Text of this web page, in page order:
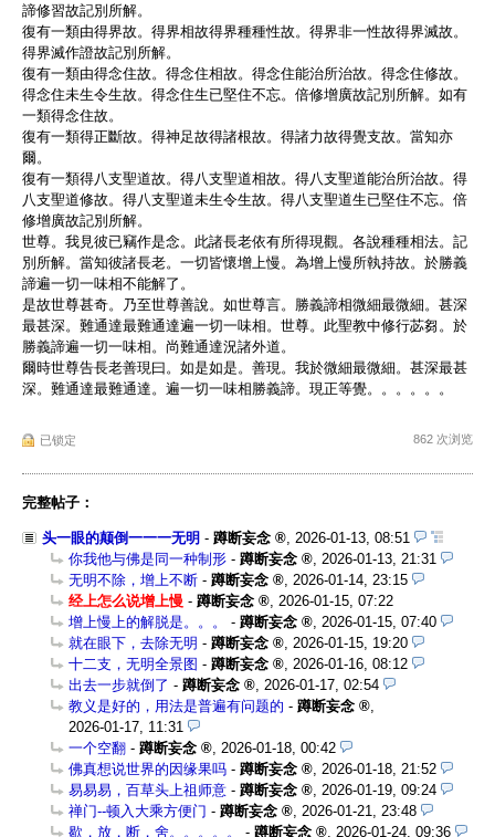
諦修習故記別所解。
復有一類由得界故。得界相故得界種種性故。得界非一性故得界滅故。
得界滅作證故記別所解。
復有一類由得念住故。得念住相故。得念住能治所治故。得念住修故。
得念住未生令生故。得念住生已堅住不忘。倍修增廣故記別所解。如有
一類得念住故。
復有一類得正斷故。得神足故得諸根故。得諸力故得覺支故。當知亦
爾。
復有一類得八支聖道故。得八支聖道相故。得八支聖道能治所治故。得
八支聖道修故。得八支聖道未生令生故。得八支聖道生已堅住不忘。倍
修增廣故記別所解。
世尊。我見彼已竊作是念。此諸長老依有所得現觀。各說種種相法。記
別所解。當知彼諸長老。一切皆懷增上慢。為增上慢所執持故。於勝義
諦遍一切一味相不能解了。
是故世尊甚奇。乃至世尊善說。如世尊言。勝義諦相微細最微細。甚深
最甚深。難通達最難通達遍一切一味相。世尊。此聖教中修行苾芻。於
勝義諦遍一切一味相。尚難通達況諸外道。
爾時世尊告長老善現曰。如是如是。善現。我於微細最微細。甚深最甚
深。難通達最難通達。遍一切一味相勝義諦。現正等覺。。。。。。
已锁定 862 次浏览
完整帖子：
头一眼的颠倒一一一无明 - 蹲断妄念
2026-01-13, 08:51
你我他与佛是同一种制形 - 蹲断妄念
2026-01-13, 21:31
无明不除，增上不断 - 蹲断妄念
2026-01-14, 23:15
经上怎么说增上慢 - 蹲断妄念
2026-01-15, 07:22
增上慢上的解脱是。。。
- 蹲断妄念
2026-01-15, 07:40
就在眼下，去除无明 - 蹲断妄念
2026-01-15, 19:20
十二支，无明全景图 - 蹲断妄念
2026-01-16, 08:12
出去一步就倒了 - 蹲断妄念
2026-01-17, 02:54
教义是好的，用法是普遍有问题的 - 蹲断妄念
2026-01-17, 11:31
一个空翻 - 蹲断妄念
2026-01-18, 00:42
佛真想说世界的因缘果吗 - 蹲断妄念
2026-01-18, 21:52
易易易，百草头上祖师意 - 蹲断妄念
2026-01-19, 09:24
禅门--顿入大乘方便门 - 蹲断妄念
2026-01-21, 23:48
歇，放，断，舍。。。。。
- 蹲断妄念 2026-01-24, 09:36